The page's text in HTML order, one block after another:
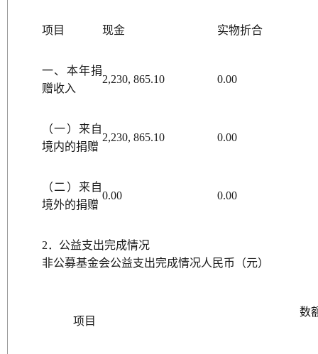
项目 现金 实物折合
一、本年捐
赠收入
2,230, 865.10 0.00
（一）来自
境内的捐赠
2,230, 865.10 0.00
（二）来自
境外的捐赠
0.00 0.00
2．公益支出完成情况
非公募基金会公益支出完成情况人民币（元）
项目
数